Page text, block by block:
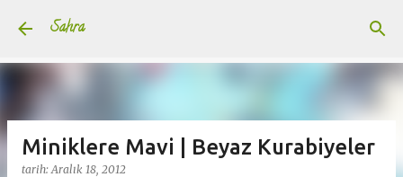
Sahra
Miniklere Mavi | Beyaz Kurabiyeler
tarih:Aralık 18, 2012